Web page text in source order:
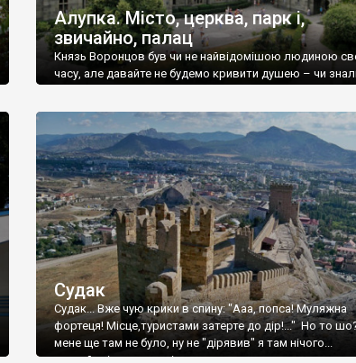
Алупка. Місто, церква, парк і,
звичайно, палац
Князь Воронцов був чи не найвідомішою людиною
часу, але давайте не будемо кривити душею – чи
Судак
Судак... Вже чую крики в спину: "Ааа, попса! Муляжна
фортеця! Місце,туристами затерте до дір!..." Но то
мене ще там не було, ну не "дірявив" я там нічого...
принаймні до цього літа.